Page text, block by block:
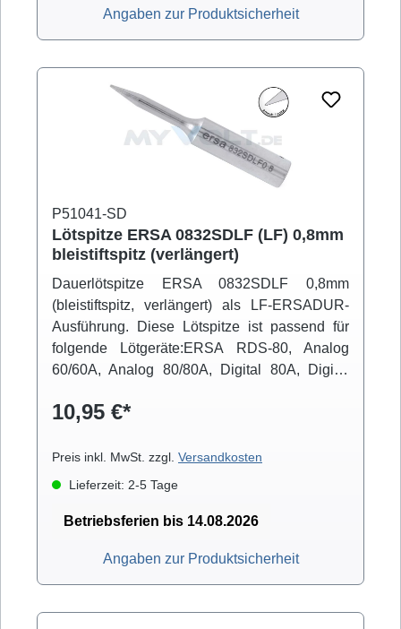
Angaben zur Produktsicherheit
P51041-SD
Lötspitze ERSA 0832SDLF (LF) 0,8mm
bleistiftspitz (verlängert)
Dauerlötspitze ERSA 0832SDLF 0,8mm
(bleistiftspitz, verlängert) als LF-ERSADUR-
Ausführung. Diese Lötspitze ist passend für
folgende Lötgeräte:ERSA RDS-80, Analog
60/60A, Analog 80/80A, Digital 80A, Digital
Con 60iA (mit Powertool), MS 6000, MS
80A (mit Ergotool)
10,95 €*
Preis inkl. MwSt. zzgl. Versandkosten
Lieferzeit: 2-5 Tage
Betriebsferien bis 14.08.2026
Angaben zur Produktsicherheit